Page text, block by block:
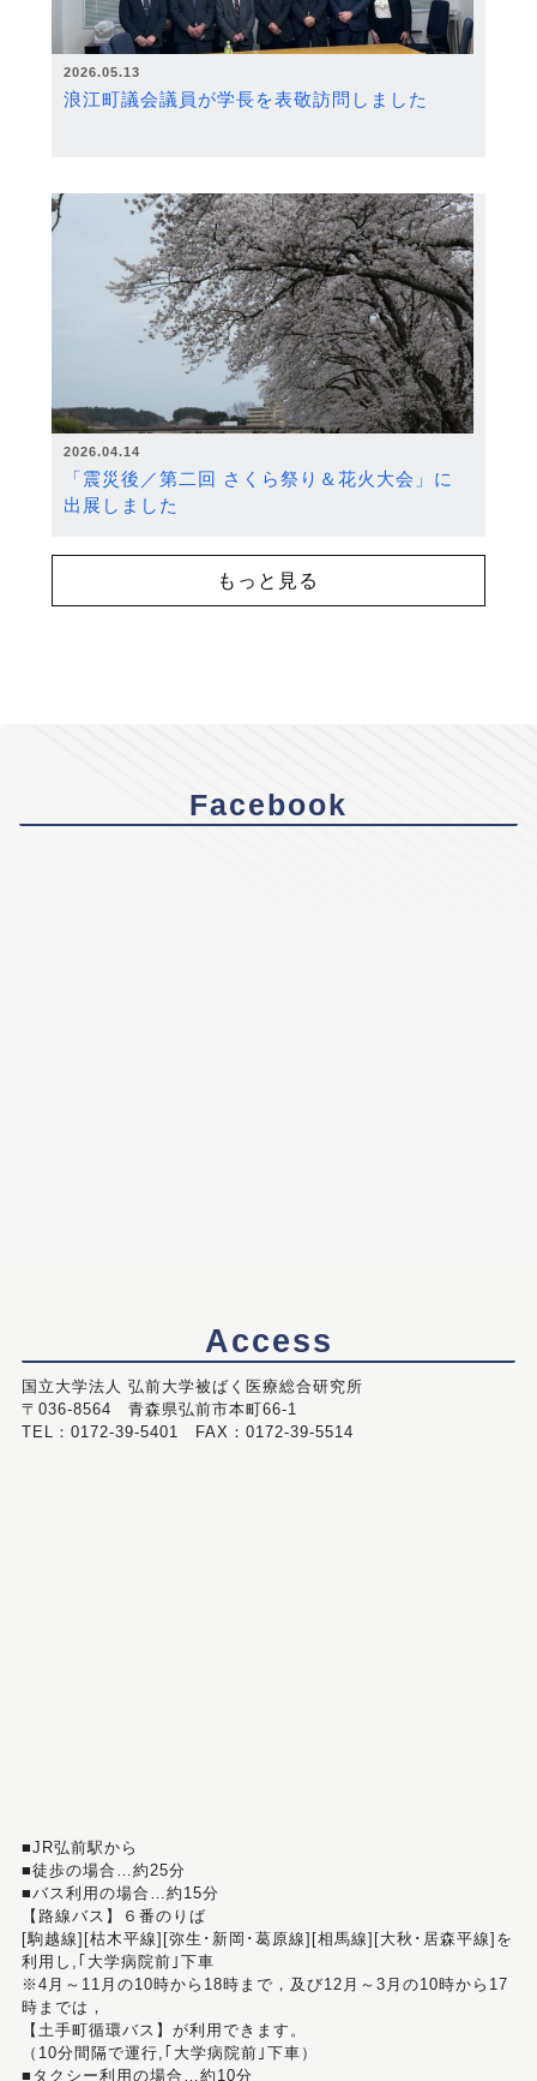
2026.05.13
浪江町議会議員が学長を表敬訪問しました
2026.04.14
「震災後／第二回 さくら祭り＆花火大会」に
出展しました
もっと見る
Facebook
Access
国立大学法人 弘前大学被ばく医療総合研究所
〒036-8564 青森県弘前市本町66-1
TEL：0172-39-5401 FAX：0172-39-5514
■JR弘前駅から
■徒歩の場合…約25分
■バス利用の場合…約15分
【路線バス】６番のりば
[駒越線][枯木平線][弥生･新岡･葛原線][相馬線][大秋･居森平線]を
利用し,｢大学病院前｣下車
※4月～11月の10時から18時まで，及び12月～3月の10時から17
時までは，
【土手町循環バス】が利用できます。
（10分間隔で運行,｢大学病院前｣下車）
■タクシー利用の場合…約10分